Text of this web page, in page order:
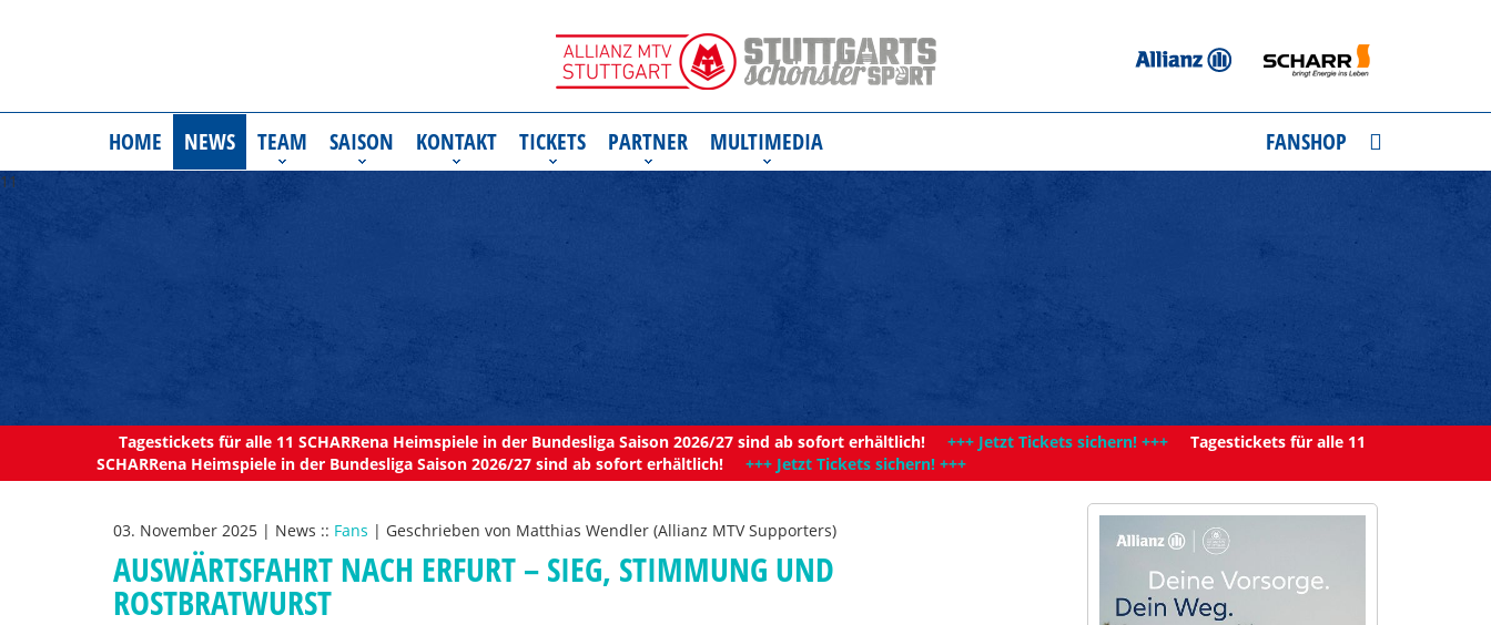
HOME NEWS TEAM SAISON KONTAKT TICKETS PARTNER MULTIMEDIA FANSHOP
11
Tagestickets für alle 11 SCHARRena Heimspiele in der Bundesliga Saison 2026/27 sind ab sofort erhältlich! +++ Jetzt Tickets sichern! +++ Tagestickets für alle 11
SCHARRena Heimspiele in der Bundesliga Saison 2026/27 sind ab sofort erhältlich! +++ Jetzt Tickets sichern! +++
03. November 2025 | News :: Fans | Geschrieben von Matthias Wendler (Allianz MTV Supporters)
AUSWÄRTSFAHRT NACH ERFURT – SIEG, STIMMUNG UND
ROSTBRATWURST